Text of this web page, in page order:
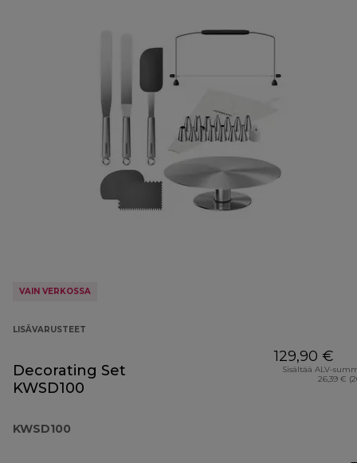
VAIN VERKOSSA
LISÄVARUSTEET
Decorating Set
KWSD100
KWSD100
129,90 €
Sisältää ALV-
26,39 €